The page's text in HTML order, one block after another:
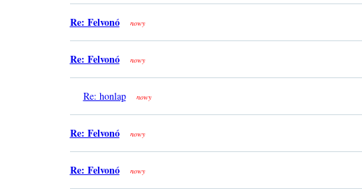
Re: Felvonó nowy
Re: Felvonó nowy
Re: honlap nowy
Re: Felvonó nowy
Re: Felvonó nowy